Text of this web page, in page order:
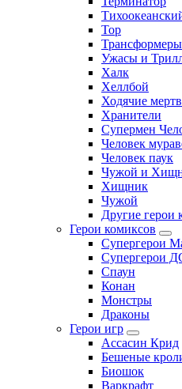
Тор
Трансформеры
Ужасы и
Халк
Хеллбой
Ходячие
Хранители
Супермен
Человек
Человек паук
Чужой и
Хищник
Чужой
Другие герои
Герои комиксов
Супергерои
Супергерои
Спаун
Конан
Монстры
Драконы
Герои игр
Ассасин Крид
Бешеные
Биошок
Варкрафт